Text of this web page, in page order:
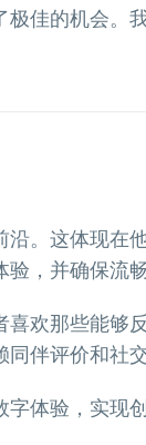
佳的机会。
。这体现在
，并确保流畅
欢那些能够
伴评价和社
体验，实现